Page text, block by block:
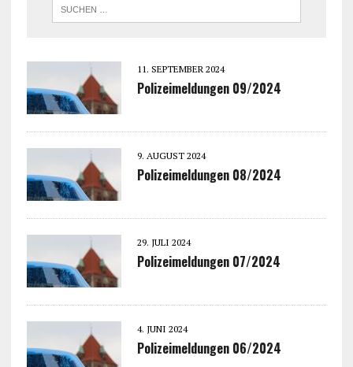
11. SEPTEMBER 2024
Polizeimeldungen 09/2024
9. AUGUST 2024
Polizeimeldungen 08/2024
29. JULI 2024
Polizeimeldungen 07/2024
4. JUNI 2024
Polizeimeldungen 06/2024